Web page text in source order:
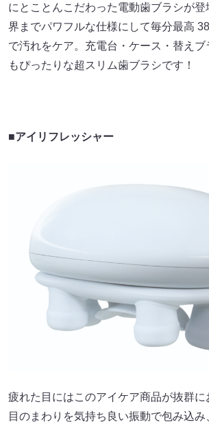
にとことんこだわった電動歯ブラシが
界までパワフルな仕様にして毎分最高
で汚れをケア。充電台・ケース・替えブ
もぴったりな超スリム歯ブラシです！
■アイリフレッシャー
疲れた目にはこのアイケア商品が抜群
目のまわりを気持ち良い振動で包み込